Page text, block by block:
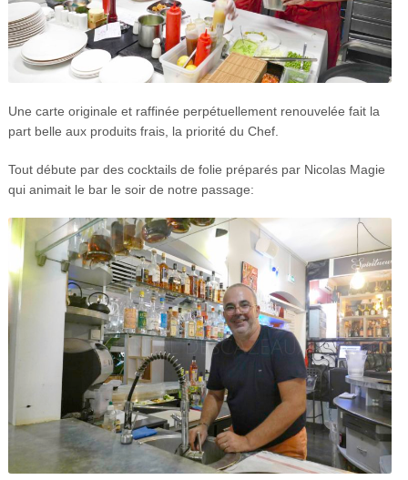
Une carte originale et raffinée perpétuellement renouvelée fait la
part belle aux produits frais, la priorité du Chef.
Tout débute par des cocktails de folie préparés par Nicolas Magie
qui animait le bar le soir de notre passage: